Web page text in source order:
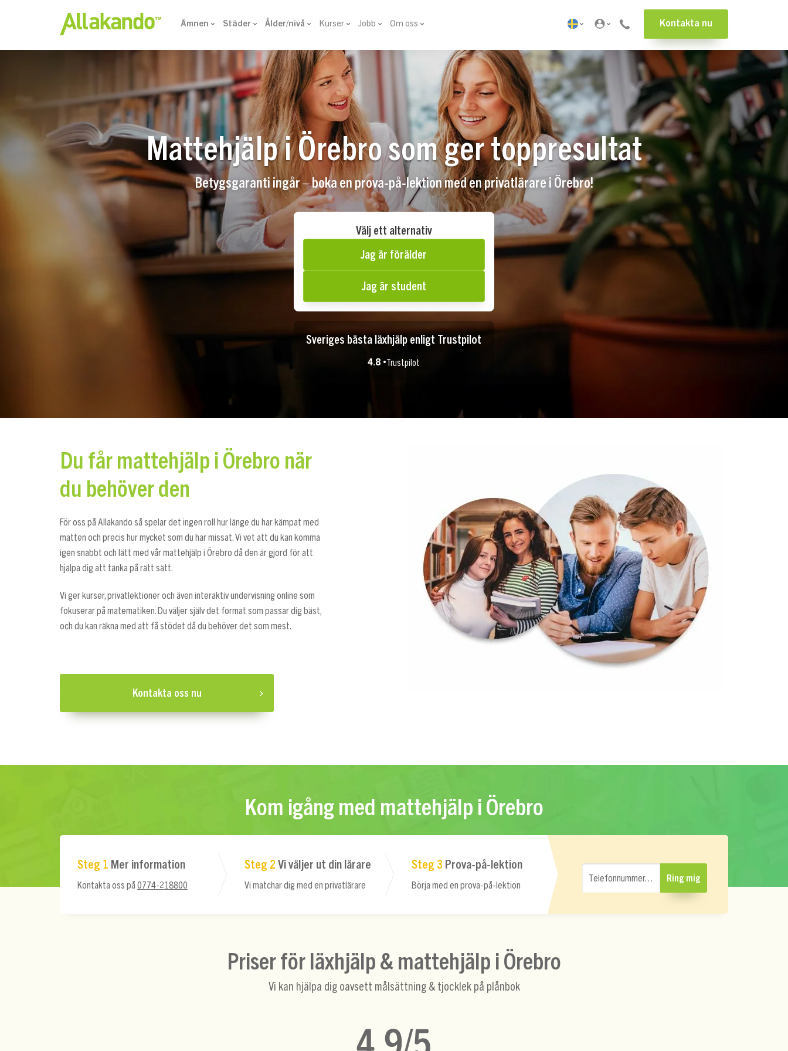
Ämnen Städer Ålder/nivå Kurser Jobb Om oss Kontakta nu
Mattehjälp i Örebro som ger toppresultat
Betygsgaranti ingår – boka en prova-på-lektion med en privatlärare i Örebro!
Välj ett alternativ
Jag är förälder
Jag är student
Sveriges bästa läxhjälp enligt Trustpilot
4.8 •Trustpilot
Du får mattehjälp i Örebro när
du behöver den
För oss på Allakando så spelar det ingen roll hur länge du har kämpat med
matten och precis hur mycket som du har missat. Vi vet att du kan komma
igen snabbt och lätt med vår mattehjälp i Örebro då den är gjord för att
hjälpa dig att tänka på rätt sätt.
Vi ger kurser, privatlektioner och även interaktiv undervisning online som
fokuserar på matematiken. Du väljer själv det format som passar dig bäst,
och du kan räkna med att få stödet då du behöver det som mest.
Kontakta oss nu
Kom igång med mattehjälp i Örebro
Steg 1 Mer information
Kontakta oss på 0774-218800
Steg 2Vi väljer ut din lärare
Vi matchar dig med en privatlärare
Steg 3 Prova-på-lektion
Börja med en prova-på-lektion
Telefonnummer… Ring mig
Priser för läxhjälp & mattehjälp i Örebro
Vi kan hjälpa dig oavsett målsättning & tjocklek på plånbok